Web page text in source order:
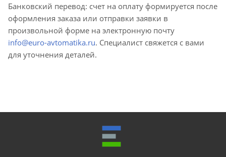
Банковский перевод: счет на оплату формируется после
оформления заказа или отправки заявки в
произвольной форме на электронную почту
info@euro-avtomatika.ru. Специалист свяжется с вами
для уточнения деталей.